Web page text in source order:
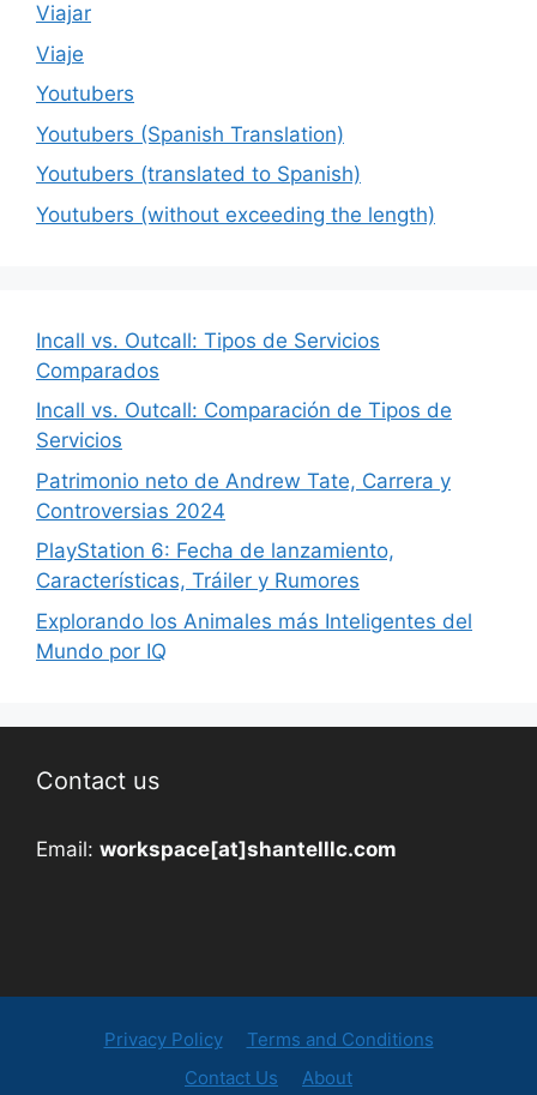
Viajar
Viaje
Youtubers
Youtubers (Spanish Translation)
Youtubers (translated to Spanish)
Youtubers (without exceeding the length)
Incall vs. Outcall: Tipos de Servicios
Comparados
Incall vs. Outcall: Comparación de Tipos de
Servicios
Patrimonio neto de Andrew Tate, Carrera y
Controversias 2024
PlayStation 6: Fecha de lanzamiento,
Características, Tráiler y Rumores
Explorando los Animales más Inteligentes del
Mundo por IQ
Contact us
Email: workspace[at]shantelllc.com
Privacy Policy
Terms and Conditions
Contact Us
About